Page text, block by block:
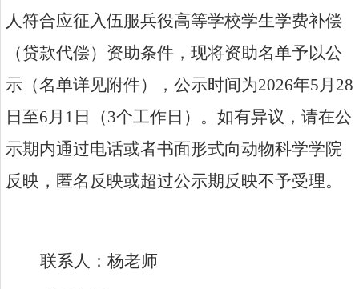
人符合应征入伍服兵役高等学校学生学费补偿
（贷款代偿）资助条件 ， 现将资助名单予以公
示（名单详见附件），公示时间为2026年5月 28
日至6月 1 日 （3个工作日 ） 。如有异议， 请在公
示期内通过电话或者书面形式向动物科学学院
反映，匿名反映或超过公示期反映不予受理。
联系人： 杨老师